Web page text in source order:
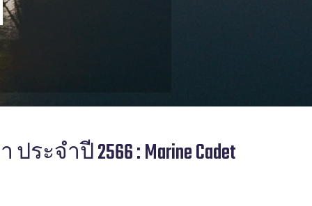
ำปี 2566 : Marine Cadet